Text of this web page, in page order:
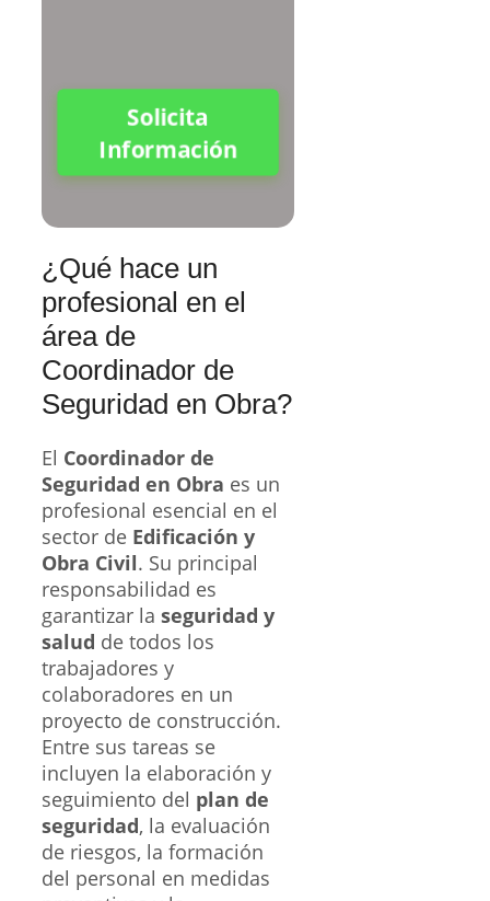
Solicita
Información
¿Qué hace un
profesional en el
área de
Coordinador de
Seguridad en Obra?
El Coordinador de
Seguridad en Obra es un
profesional esencial en el
sector de Edificación y
Obra Civil. Su principal
responsabilidad es
garantizar la seguridad y
salud de todos los
trabajadores y
colaboradores en un
proyecto de construcción.
Entre sus tareas se
incluyen la elaboración y
seguimiento del plan de
seguridad, la evaluación
de riesgos, la formación
del personal en medidas